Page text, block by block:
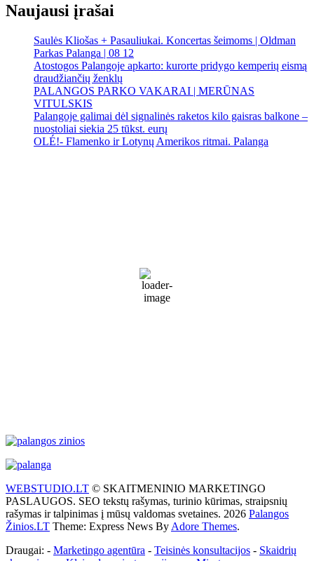
Naujausi įrašai
Saulės Kliošas + Pasauliukai. Koncertas šeimoms | Oldman
Parkas Palanga | 08 12
Atostogos Palangoje apkarto: kurorte pridygo kemperių eismą
draudžiančių ženklų
PALANGOS PARKO VAKARAI | MERŪNAS
VITULSKIS
Palangoje galimai dėl signalinės raketos kilo gaisras balkone –
nuostoliai siekia 25 tūkst. eurų
OLÉ!- Flamenko ir Lotynų Amerikos ritmai. Palanga
73 %
WEBSTUDIO.LT © SKAITMENINIO MARKETINGO
PASLAUGOS. SEO tekstų rašymas, turinio kūrimas, straipsnių
rašymas ir talpinimas į mūsų valdomas svetaines. 2026 Palangos
Žinios.LT Theme: Express News By Adore Themes.
Draugai: - Marketingo agentūra - Teisinės konsultacijos - Skaidrių